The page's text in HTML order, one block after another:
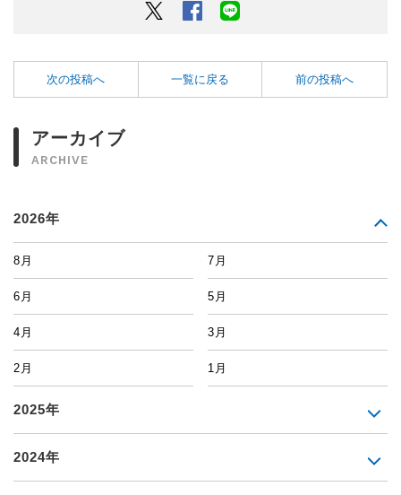
Twitter Facebook
次の投稿へ 一覧に戻る 前の投稿へ
アーカイブ
ARCHIVE
2026年
8月 7月
6月 5月
4月 3月
2月 1月
2025年
2024年